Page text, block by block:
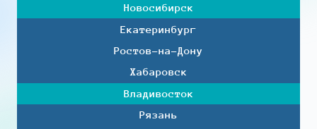
Новосибирск
Екатеринбург
Ростов-на-Дону
Хабаровск
Владивосток
Рязань